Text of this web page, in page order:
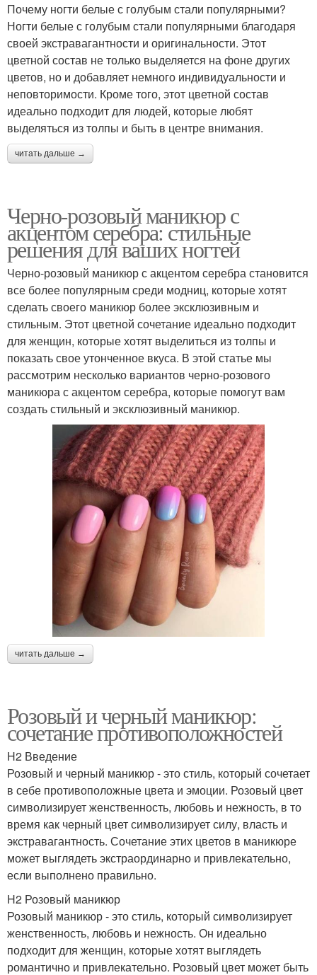
Почему ногти белые с голубым стали популярными?
Ногти белые с голубым стали популярными благодаря
своей экстравагантности и оригинальности. Этот
цветной состав не только выделяется на фоне других
цветов, но и добавляет немного индивидуальности и
неповторимости. Кроме того, этот цветной состав
идеально подходит для людей, которые любят
выделяться из толпы и быть в центре внимания.
читать дальше →
Черно-розовый маникюр с
акцентом серебра: стильные
решения для ваших ногтей
Черно-розовый маникюр с акцентом серебра становится
все более популярным среди модниц, которые хотят
сделать своего маникюр более эксклюзивным и
стильным. Этот цветной сочетание идеально подходит
для женщин, которые хотят выделиться из толпы и
показать свое утонченное вкуса. В этой статье мы
рассмотрим несколько вариантов черно-розового
маникюра с акцентом серебра, которые помогут вам
создать стильный и эксклюзивный маникюр.
читать дальше →
Розовый и черный маникюр:
сочетание противоположностей
H2 Введение
Розовый и черный маникюр - это стиль, который сочетает
в себе противоположные цвета и эмоции. Розовый цвет
символизирует женственность, любовь и нежность, в то
время как черный цвет символизирует силу, власть и
экстравагантность. Сочетание этих цветов в маникюре
может выглядеть экстраординарно и привлекательно,
если выполнено правильно.
H2 Розовый маникюр
Розовый маникюр - это стиль, который символизирует
женственность, любовь и нежность. Он идеально
подходит для женщин, которые хотят выглядеть
романтично и привлекательно. Розовый цвет может быть